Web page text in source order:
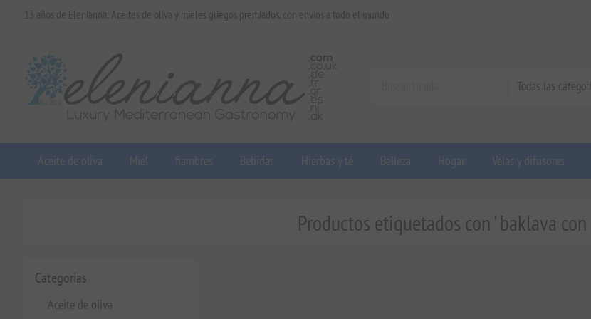
13 años de Elenianna: Aceites de oliva y mieles griegos premiados, con envíos a todo el mundo
Aceite de oliva Miel fiambres Bebidas Hierbas y té Belleza Hogar Velas y difusores
Categorías
Aceite de oliva
Productos etiquetados con ' baklava